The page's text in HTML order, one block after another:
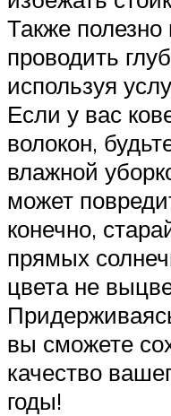
Также полезно
проводить
используя
Если у вас
волокон,
влажной
может
конечно,
прямых
цвета не
вы сможете
качество
годы!